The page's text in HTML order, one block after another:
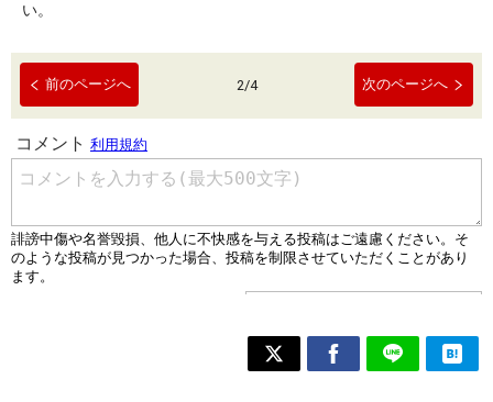
い。
前のページへ 2/4 次のページへ